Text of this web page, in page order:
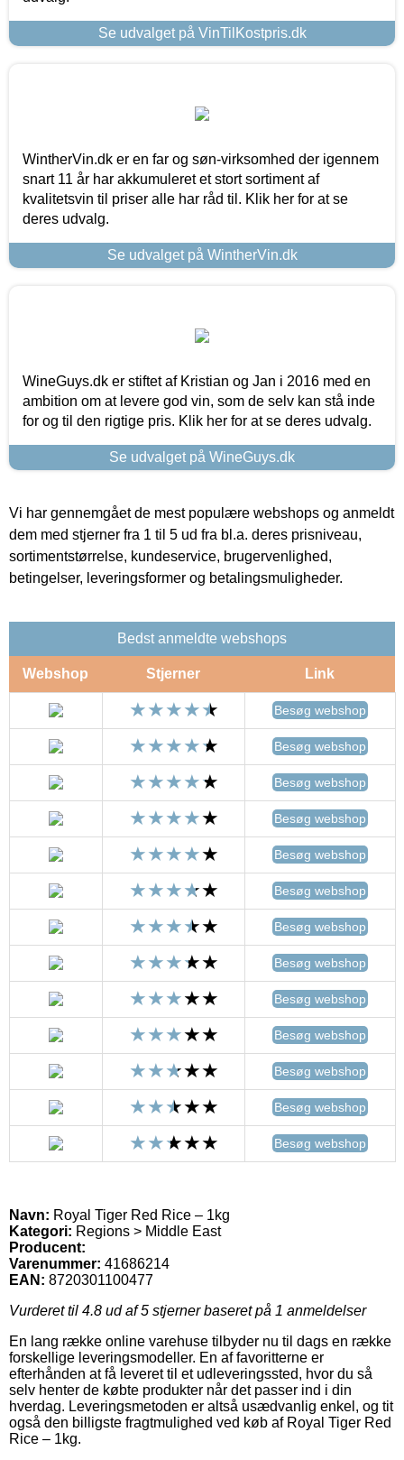
Se udvalget på VinTilKostpris.dk
WintherVin.dk er en far og søn-virksomhed der igennem
snart 11 år har akkumuleret et stort sortiment af
kvalitetsvin til priser alle har råd til. Klik her for at se
deres udvalg.
Se udvalget på WintherVin.dk
WineGuys.dk er stiftet af Kristian og Jan i 2016 med en
ambition om at levere god vin, som de selv kan stå inde
for og til den rigtige pris. Klik her for at se deres udvalg.
Se udvalget på WineGuys.dk
Vi har gennemgået de mest populære webshops og anmeldt
dem med stjerner fra 1 til 5 ud fra bl.a. deres prisniveau,
sortimentstørrelse, kundeservice, brugervenlighed,
betingelser, leveringsformer og betalingsmuligheder.
Bedst anmeldte webshops
Webshop Stjerner Link
Besøg webshop
Besøg webshop
Besøg webshop
Besøg webshop
Besøg webshop
Besøg webshop
Besøg webshop
Besøg webshop
Besøg webshop
Besøg webshop
Besøg webshop
Besøg webshop
Besøg webshop
Navn: Royal Tiger Red Rice – 1kg
Kategori: Regions > Middle East
Producent:
Varenummer: 41686214
EAN: 8720301100477
Vurderet til 4.8 ud af 5 stjerner baseret på 1 anmeldelser
En lang række online varehuse tilbyder nu til dags en række
forskellige leveringsmodeller. En af favoritterne er
efterhånden at få leveret til et udleveringssted, hvor du så
selv henter de købte produkter når det passer ind i din
hverdag. Leveringsmetoden er altså usædvanlig enkel, og tit
også den billigste fragtmulighed ved køb af Royal Tiger Red
Rice – 1kg.